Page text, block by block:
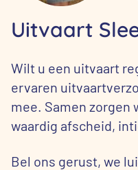
Uitvaart
Wilt u een uitvaart
ervaren
mee. Samen zorgen
waardig afscheid,
Bel ons gerust, we